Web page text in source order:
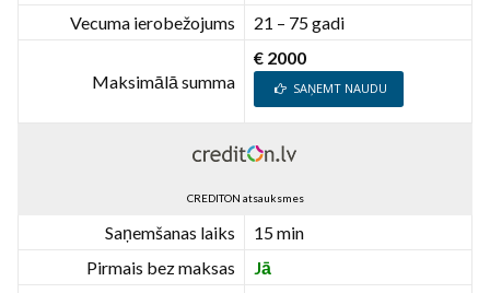
Vecuma ierobežojums
21 – 75 gadi
Maksimālā summa
€ 2000
SAŅEMT NAUDU
CREDITON atsauksmes
Saņemšanas laiks
15 min
Pirmais bez maksas
Jā